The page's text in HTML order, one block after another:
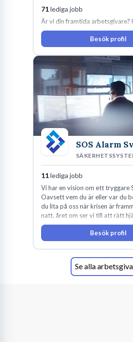
71lediga jobb
Är vi din framtida arbetsgivare?
engagemang, vilja och hjärta.
du alltid till utveckling! Vårt
oförskämt bra. Erfarna och
medarbetare gör att
snabb takt. Här hittar du en av
spännande arbetsplatser!
Besök profil
SOS Alarm
11lediga jobb
Vi har en vision om ett tryggare
Oavsett vem du är eller var du
du lita på oss när krisen är
natt, året om ser vi till att rätt
plats i rätt tid.
Besök profil
Se alla